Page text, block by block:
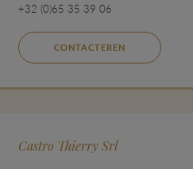
+32 (0)65 35 39 06
CONTACTEREN
Castro Thierry Srl